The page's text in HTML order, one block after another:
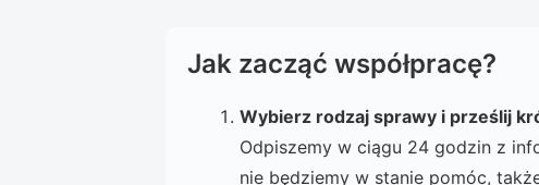
Jak zacząć współpracę?
Wybierz rodzaj sprawy i prześlij
Odpiszemy w ciągu 24 godzin z
nie będziemy w stanie pomóc,